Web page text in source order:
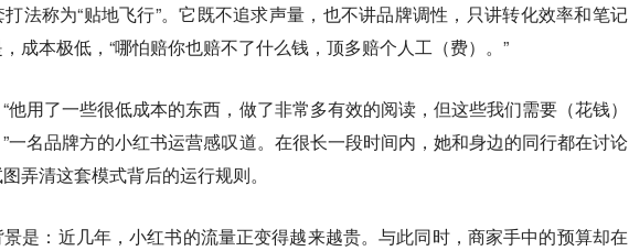
法称为“贴地飞行”。它既不追求声量，也不讲品牌调性，只讲转化效率和笔记
成本极低，“哪怕赔你也赔不了什么钱，顶多赔个人工（费）。”
他用了一些很低成本的东西，做了非常多有效的阅读，但这些我们需要（花钱）
一名品牌方的小红书运营感叹道。在很长一段时间内，她和身边的同行都在讨论
弄清这套模式背后的运行规则。
是：近几年，小红书的流量正变得越来越贵。与此同时，商家手中的预算却在